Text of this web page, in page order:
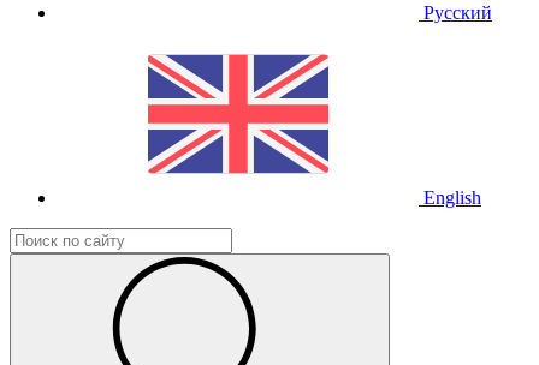
Русский
English